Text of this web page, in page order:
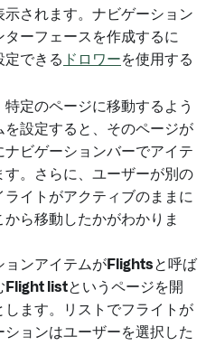
示されます。ナビゲーション
ーフェースを作成するに
定できる ドロワーを使用する
特定のページに移動するよう
設定すると、そのページが
ビゲーションバーでアイテ
す。さらに、ユーザーが別の
イトがアクティブのままに
ら移動したかがわかりま
ョンアイテムがFlightsと呼ば
Flight listというページを開
します。リストでフライトが
ョンはユーザーを選択した